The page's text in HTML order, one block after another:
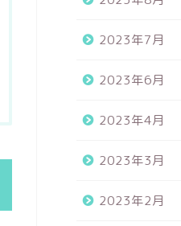
2023年7月
2023年6月
2023年4月
2023年3月
2023年2月